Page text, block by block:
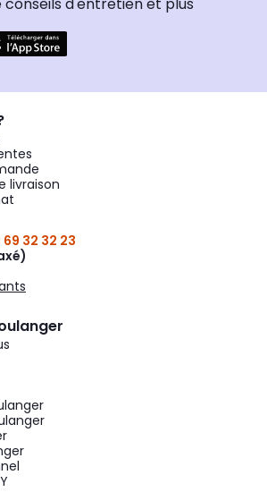
d'entretien et plus
livraison
69 32 32 23